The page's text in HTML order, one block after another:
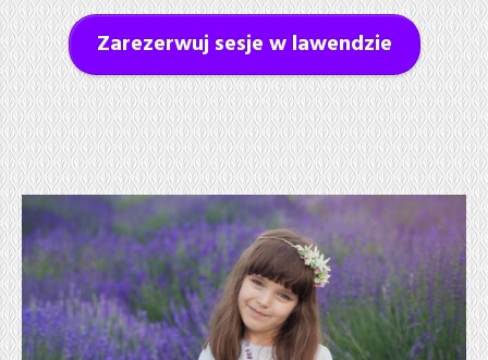
Zarezerwuj sesje w lawendzie